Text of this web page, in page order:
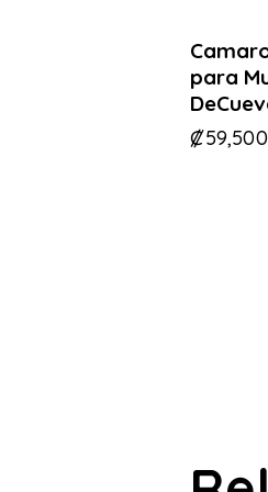
para
₡